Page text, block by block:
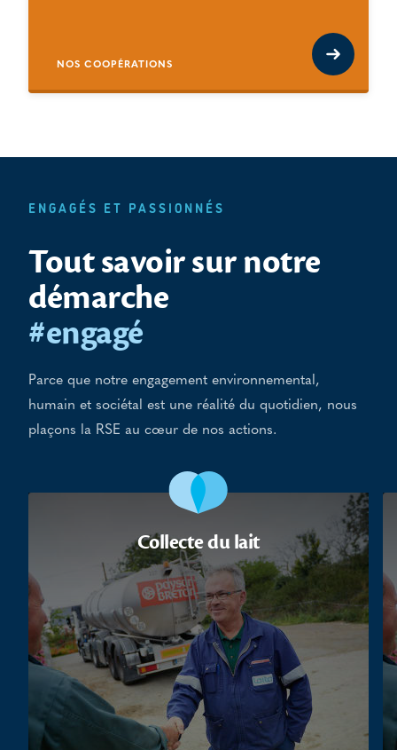
NOS COOPÉRATIONS
ENGAGÉS ET PASSIONNÉS
Tout savoir sur notre
démarche
#engagé
Parce que notre engagement environnemental,
humain et sociétal est une réalité du quotidien, nous
plaçons la RSE au cœur de nos actions.
Collecte du lait